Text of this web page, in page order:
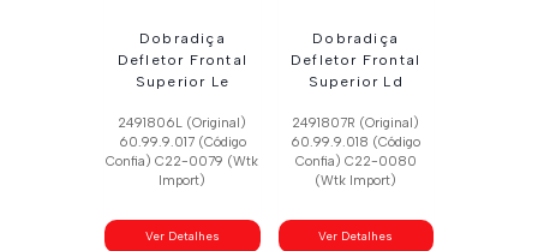
Dobradiça
Defletor Frontal
Superior Le
2491806L (Original)
60.99.9.017 (Código
Confia) C22-0079 (Wtk
Import)
Ver Detalhes
Dobradiça
Defletor Frontal
Superior Ld
2491807R (Original)
60.99.9.018 (Código
Confia) C22-0080
(Wtk Import)
Ver Detalhes